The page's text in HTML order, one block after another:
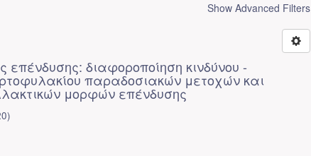
Show Advanced Filters
διαφοροποίηση κινδύνου -
παραδοσιακών μετοχών και
μορφών επένδυσης
)